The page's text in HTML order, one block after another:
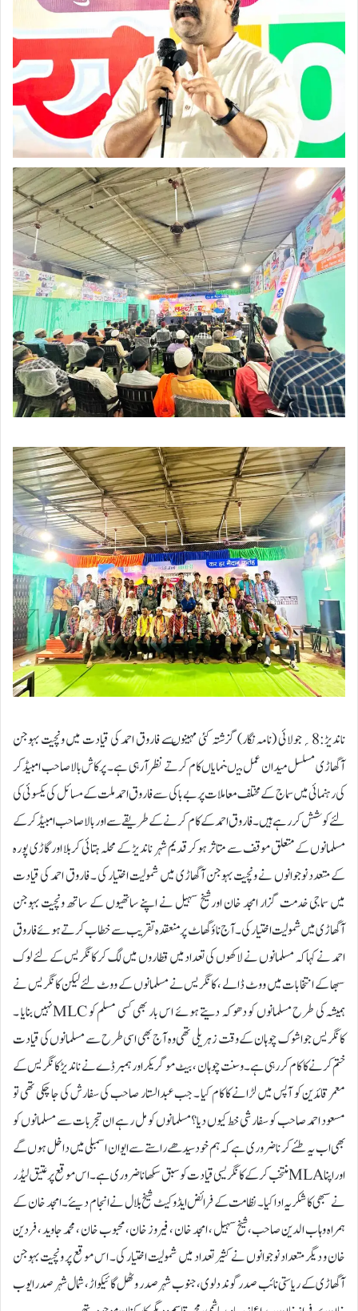
ناندیڑ:8؍جولائی (نامہ نگار) گزشتہ کئی مہینوںسے فاروق احمد کی قیادت میں ونچیت بہوجن
آگھاڑی مسلسل میدان عمل میںنمایاں کام کرتے نظر آرہی ہے۔ پرکاش بالاصاحب امبیڈکر
کی رہنمائی میں سماج کے مختلف معاملات پر بے باکی سے فاروق احمد ملت کے مسائل کی یکسوئی کی
لئے کوشش کر رہے ہیں۔ فاروق احمد کے کام کرنے کے طریقے سے اور بالاصاحب امبیڈکر کے
مسلمانوں کے متعلق موقف سے متاثر ہوکر قدیم شہر ناندیڑ کے محلہ ہتائی کربلا اور گاڑی پورہ
کے متعدد نوجوانوں نے ونچیت بہوجن آگھاڑی میں شمولیت اختیار کی ۔ فاروق احمد کی قیادت
میں سماجی خدمت گزار امجد خان اورشیخ سہیل نے اپنے ساتھیوں کے ساتھ ونچیت بہوجن
آگھاڑی میں شمولیت اختیا رکی ۔ آج ناؤگھاٹ پر منعقدہ تقریب سے خطاب کرتے ہوئے فاروق
احمد نے کہا کہ مسلمانوں نے لاکھوں کی تعداد میں قطاروں میں لگ کر کانگریس کے لئے لوک
سبھا کے انتخابات میں ووٹ ڈالے ، کانگریس نے مسلمانوں کے ووٹ لئے لیکن کانگریس نے
ہمیشہ کی طرح مسلمانوں کو دھوکہ دیتے ہوئے اس بار بھی کسی مسلم کو MLCنہیں بنایا ۔
کانگریس جو اشوک چوہان کے وقت زہریلی تھی وہ آج بھی اسی طرح سے مسلمانوں کی قیادت
ختم کرنے کا کام کررہی ہے ۔ وسنت چوہان ، بیٹ موگریکر اورہمبرڈے نے ناندیڑ کانگریس کے
معمر قائدین کو آپس میں لڑانے کا کام کیا ۔ جب عبدالستار صاحب کی سفارش کی جا چکی تھی تو
مسعود احمد صاحب کو سفارشی خط کیوں دیا؟ مسلمانوں کو مل رہے ان تجربات سے مسلمانوں کو
بھی اب یہ طئے کر نا ضروری ہے کہ ہم خود سیدھے راستے سے ایوان اسمبلی میں داخل ہوں گے
اور اپنا MLAمنتخب کر کے کانگریسی قیادت کو سبق سکھانا ضروری ہے۔ اس موقع پر عتیق لیڈر
نے سبھی کا شکریہ ادا کیا ۔ نظامت کے فرائض ایڈوکیٹ شیخ بلال نے انجام دیئے ۔امجد خا ن کے
ہمراہ وہاب الدین صاحب،شیخ سہیل ، امجد خان ، فیروز خان، محبوب خان ، محمد جاوید ، فردین
خان و دیگر متعداد نوجوانوں نے کثیر تعداد میں شمولیت اختیار کی۔ اس موقع پر ونچیت بہوجن
آگھاڑی کے ریاستی نائب صدر گوند دلوی ،جنوب شہر صدر وٹھل گائیکواڑ، شمال شہر صدر ایوب